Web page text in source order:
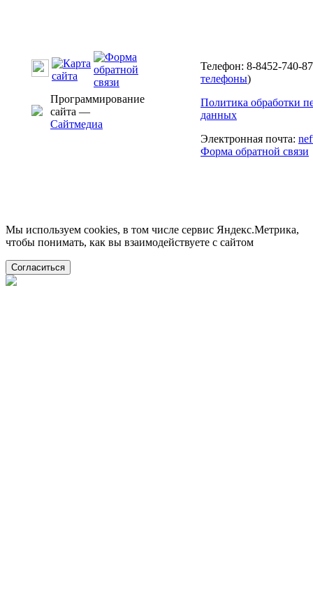
Программирование
сайта —
Сайтмедиа
Телефон: 8-8452-740-
телефоны)
Политика обработки
данных
Электронная почта:
Форма обратной связи
Мы используем cookies, в том числе сервис Яндекс.Метрика,
чтобы понимать, как вы взаимодействуете с сайтом
Согласиться